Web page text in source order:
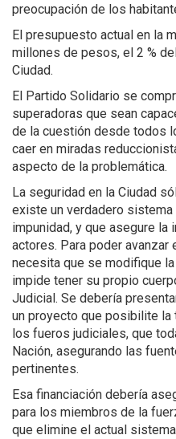
preocupación de los
El presupuesto actual en la
millones de pesos, el 2 %
Ciudad.
El Partido Solidario se
superadoras que sean
de la cuestión desde todos
caer en miradas
aspecto de la problemática.
La seguridad en la Ciudad
existe un verdadero
impunidad, y que asegure
actores. Para poder avanzar
necesita que se modifique
impide tener su propio
Judicial. Se debería
un proyecto que posibilite
los fueros judiciales, que
Nación, asegurando las
pertinentes.
Esa financiación debería
para los miembros de la
que elimine el actual